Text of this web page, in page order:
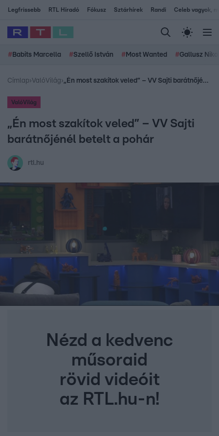
Legfrissebb RTL Híradó Fókusz Sztárhírek Randi Celeb vagyok,
# Babits Marcella #Szellő István # Most Wanted #Gallusz
Címlap›ValóVilág› „Én most szakítok veled” – VV Sajti barátnőjénél betelt a pohár
ValóVilág
„Én most szakítok veled” – VV Sajti
barátnőjénél betelt a pohár
rtl.hu
Nézd a kedvenc
műsoraid
rövid videóit
az RTL.hu-n!